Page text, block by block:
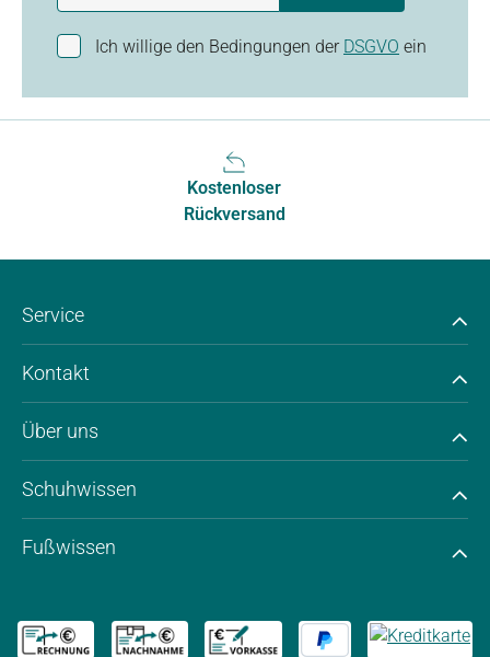
Ich willige den Bedingungen der DSGVO ein
Kostenloser
Rückversand
Service
Kontakt
Über uns
Schuhwissen
Fußwissen